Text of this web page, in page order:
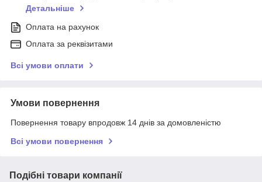
Детальніше
Оплата на рахунок
Оплата за реквізитами
Всі умови оплати
Умови повернення
Повернення товару впродовж 14 днів за домовленістю
Всі умови повернення
Подібні товари компанії